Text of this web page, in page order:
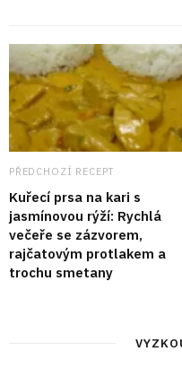
PŘEDCHOZÍ RECEPT
Kuřecí prsa na kari s
jasmínovou rýží: Rychlá
večeře se zázvorem,
rajčatovým protlakem a
trochu smetany